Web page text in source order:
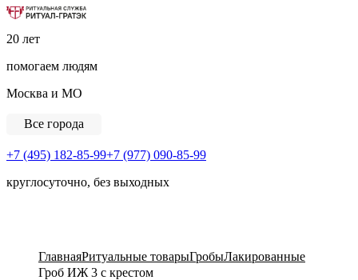
Ритуальная Служба «Ритуал-ГРАТЭК»
20 лет
помогаем людям
Москва и МО
Все города
+7 (495) 182-85-99+7 (977) 090-85-99
круглосуточно, без выходных
ГлавнаяРитуальные товарыГробыЛакированные
Гроб ИЖ 3 с крестом